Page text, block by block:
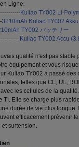
Ligne:
Kuliao TY002 Li-
3210mAh Kuliao TY002 Akku
TY002 バッテリー
Kuliao TY002 Accu
qualité n'est pas
équipement et vous
Kuliao TY002 a passé
telles que CE, UL,
les cellules de la
TI. Elle se charge plus
durée de vie plus
efficacement prévenir
et surtension.